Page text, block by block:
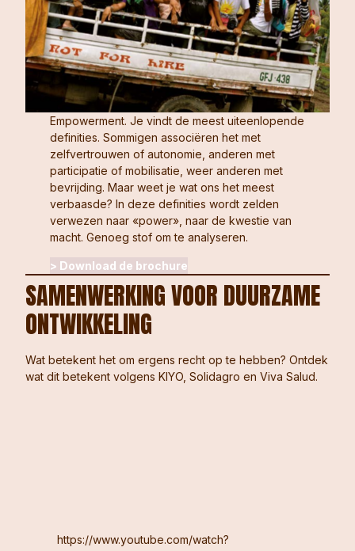
Empowerment. Je vindt de meest uiteenlopende
definities. Sommigen associëren het met
zelfvertrouwen of autonomie, anderen met
participatie of mobilisatie, weer anderen met
bevrijding. Maar weet je wat ons het meest
verbaasde? In deze definities wordt zelden
verwezen naar «power», naar de kwestie van
macht. Genoeg stof om te analyseren.
> Download de brochure
SAMENWERKING VOOR DUURZAME
ONTWIKKELING
Wat betekent het om ergens recht op te hebben? Ontdek
wat dit betekent volgens KIYO, Solidagro en Viva Salud.
https://www.youtube.com/watch?